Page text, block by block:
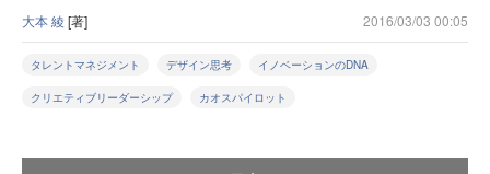
大本 綾 [著] 2016/03/03 00:05
タレントマネジメント デザイン思考 イノベーションのDNA
クリエティブリーダーシップ カオスパイロット